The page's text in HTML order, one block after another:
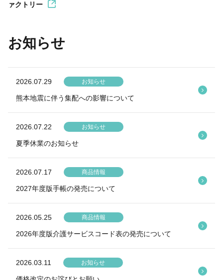
ァクトリー
お知らせ
2026.07.29 お知らせ
熊本地震に伴う集配への影響について
2026.07.22 お知らせ
夏季休業のお知らせ
2026.07.17 商品情報
2027年度版手帳の発売について
2026.05.25 商品情報
2026年度版介護サービスコード表の発売について
2026.03.11 お知らせ